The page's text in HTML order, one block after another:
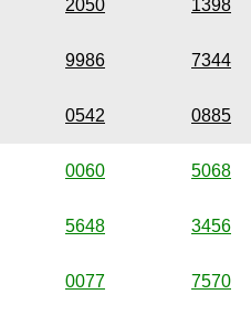
2050 1398
9986 7344
0542 0885
0060 5068
5648 3456
0077 7570